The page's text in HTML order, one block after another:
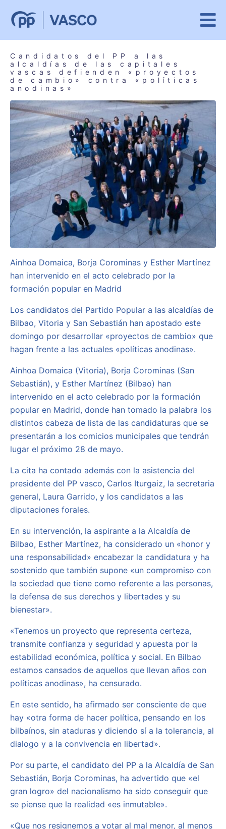
Candidatos del PP a las
alcaldías de las capitales
vascas defienden «proyectos
de cambio» contra «políticas
anodinas»
Ainhoa Domaica, Borja Corominas y Esther Martínez
han intervenido en el acto celebrado por la
formación popular en Madrid
Los candidatos del Partido Popular a las alcaldías de
Bilbao, Vitoria y San Sebastián han apostado este
domingo por desarrollar «proyectos de cambio» que
hagan frente a las actuales «políticas anodinas».
Ainhoa Domaica (Vitoria), Borja Corominas (San
Sebastián), y Esther Martínez (Bilbao) han
intervenido en el acto celebrado por la formación
popular en Madrid, donde han tomado la palabra los
distintos cabeza de lista de las candidaturas que se
presentarán a los comicios municipales que tendrán
lugar el próximo 28 de mayo.
La cita ha contado además con la asistencia del
presidente del PP vasco, Carlos Iturgaiz, la secretaria
general, Laura Garrido, y los candidatos a las
diputaciones forales.
En su intervención, la aspirante a la Alcaldía de
Bilbao, Esther Martínez, ha considerado un «honor y
una responsabilidad» encabezar la candidatura y ha
sostenido que también supone «un compromiso con
la sociedad que tiene como referente a las personas,
la defensa de sus derechos y libertades y su
bienestar».
«Tenemos un proyecto que representa certeza,
transmite confianza y seguridad y apuesta por la
estabilidad económica, política y social. En Bilbao
estamos cansados de aquellos que llevan años con
políticas anodinas», ha censurado.
En este sentido, ha afirmado ser consciente de que
hay «otra forma de hacer política, pensando en los
bilbaínos, sin ataduras y diciendo sí a la tolerancia, al
dialogo y a la convivencia en libertad».
Por su parte, el candidato del PP a la Alcaldía de San
Sebastián, Borja Corominas, ha advertido que «el
gran logro» del nacionalismo ha sido conseguir que
se piense que la realidad «es inmutable».
«Que nos resignemos a votar al mal menor, al menos